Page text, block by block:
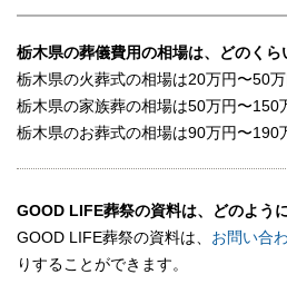
栃木県の葬儀費用の相場は、どのくら
栃木県の火葬式の相場は20万円〜50万
栃木県の家族葬の相場は50万円〜150
栃木県のお葬式の相場は90万円〜190
GOOD LIFE葬祭の資料は、どのよう
GOOD LIFE葬祭の資料は、 お問い合
りすることができます。